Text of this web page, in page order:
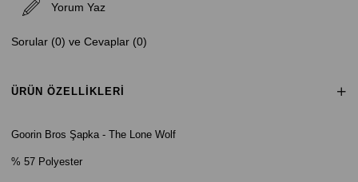
Yorum Yaz
Sorular (0) ve Cevaplar (0)
ÜRÜN ÖZELLIKLERI
Goorin Bros Şapka - The Lone Wolf
% 57 Polyester